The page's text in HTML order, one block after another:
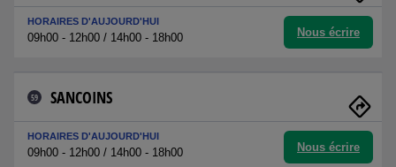
HORAIRES D'AUJOURD'HUI
09h00 - 12h00 / 14h00 - 18h00 Nous écrire
59 SANCOINS
HORAIRES D'AUJOURD'HUI
09h00 - 12h00 / 14h00 - 18h00 Nous écrire